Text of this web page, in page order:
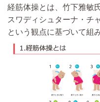
経筋体操とは、竹下雅敏
スワディシュターナ・チ
という観点に基づいて組